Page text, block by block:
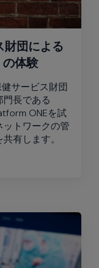
団による
体験
サービス財団
長である
ONEを試
トワークの管
有します。